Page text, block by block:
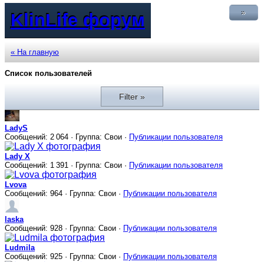
KlinLife форум »
« На главную
Список пользователей
Filter »
LadyS
Сообщений: 2 064 · Группа: Свои · Публикации пользователя
Lady X
Сообщений: 1 391 · Группа: Свои · Публикации пользователя
Lvova
Сообщений: 964 · Группа: Свои · Публикации пользователя
laska
Сообщений: 928 · Группа: Свои · Публикации пользователя
Ludmila
Сообщений: 925 · Группа: Свои · Публикации пользователя